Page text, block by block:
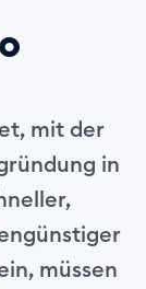
mit der
in
müssen